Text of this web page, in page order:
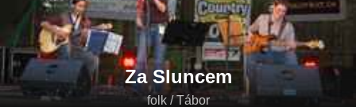
Za Sluncem
folk / Tábor